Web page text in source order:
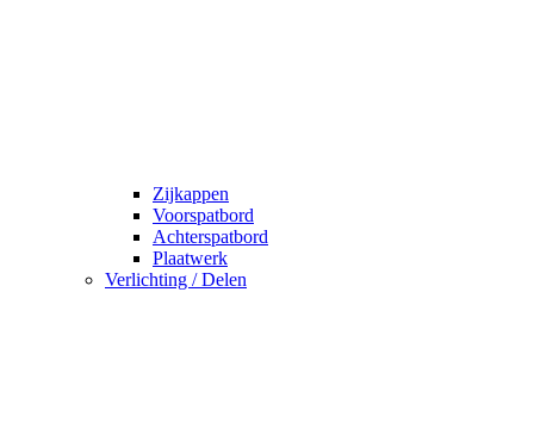
Zijkappen
Voorspatbord
Achterspatbord
Plaatwerk
Verlichting / Delen